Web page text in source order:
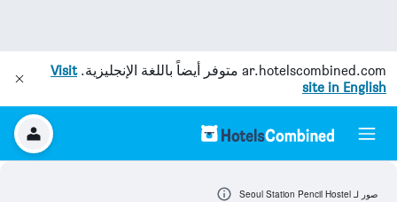
ar.hotelscombined.com متوفر أيضاً باللغة الإنجليزية.Visit
site in English
صور لـ Seoul Station Pencil Hostel